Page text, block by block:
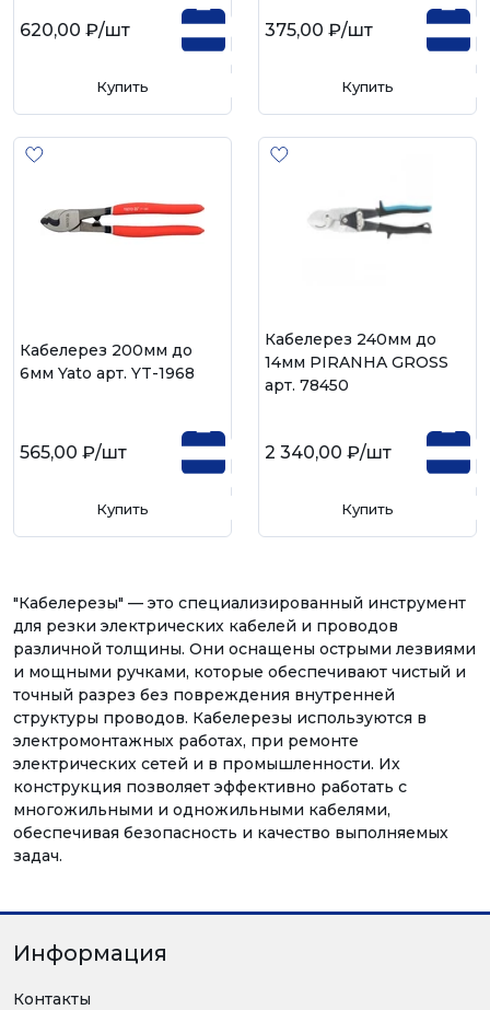
620,00 ₽/шт
Купить
375,00 ₽/шт
Купить
Кабелерез 200мм до
6мм Yato арт. YT-1968
565,00 ₽/шт
Купить
Кабелерез 240мм до
14мм PIRANHA GROSS
арт. 78450
2 340,00 ₽/шт
Купить
"Кабелерезы" — это специализированный инструмент
для резки электрических кабелей и проводов
различной толщины. Они оснащены острыми лезвиями
и мощными ручками, которые обеспечивают чистый и
точный разрез без повреждения внутренней
структуры проводов. Кабелерезы используются в
электромонтажных работах, при ремонте
электрических сетей и в промышленности. Их
конструкция позволяет эффективно работать с
многожильными и одножильными кабелями,
обеспечивая безопасность и качество выполняемых
задач.
Информация
Контакты